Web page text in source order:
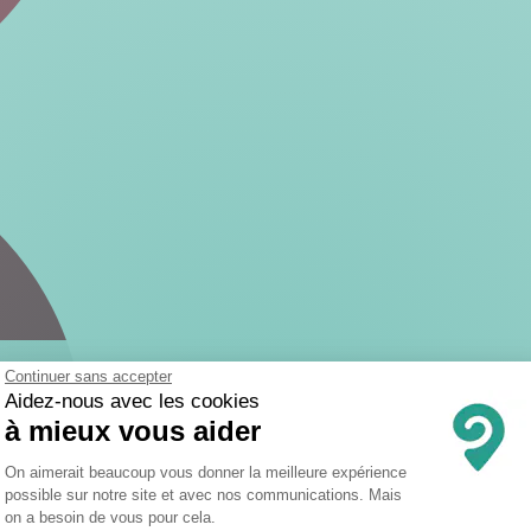
Continuer sans accepter
Aidez-nous avec les cookies
à mieux vous aider
Plateforme de Gestion du
On aimerait beaucoup vous donner la meilleure expérience
possible sur notre site et avec nos communications. Mais
on a besoin de vous pour cela.